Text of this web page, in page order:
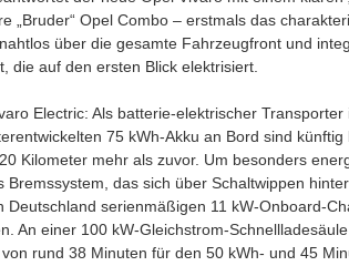
„Bruder“ Opel Combo – erstmals das
über die gesamte Fahrzeugfront und
die auf den ersten Blick elektrisiert.
Electric: Als batterie-elektrischer
75 kWh-Akku an Bord sind
Kilometer mehr als zuvor. Um besonders
das sich über Schaltwippen
serienmäßigen 11 kW-Onboard-
An einer 100 kW-Gleichstrom-
rund 38 Minuten für den 50 kWh- und 45